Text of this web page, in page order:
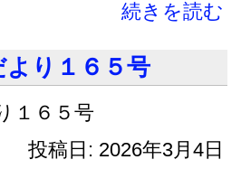
続きを読む
り１６５号
１６５号
投稿日: 2026年3月4日